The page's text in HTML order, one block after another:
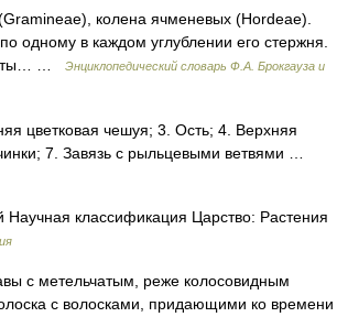
колена ячменевых (Hordeae).
одному в каждом углублении его стержня.
…
Энциклопедический словарь Ф.А. Брокгауза и
цветковая чешуя; 3. Ость; 4. Верхняя
7. Завязь с рыльцевыми ветвями …
классификация Царство: Растения
с метельчатым, реже колосовидным
с волосками, придающими ко времени